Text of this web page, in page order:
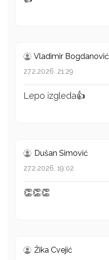
Vladimir Bogdanović
27.2.2026. 21:29
Lepo izgleda👍
Dušan Simović
27.2.2026. 19:02
👏👏👏
Žika Cvejić